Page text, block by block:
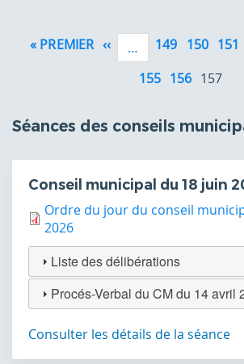
« PREMIERPREMIÈRE
PAGE
‹‹
PRÉCÉDENTE
… 149 150 151
155 156 157
Séances des conseils
Conseil municipal du 18 juin
Ordre du jour du conseil
2026
Liste des délibérations
Procés-Verbal du CM du 14 avril
Consulter les détails de la séance